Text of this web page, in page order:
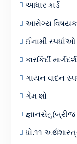
આધાર કાર્ડ
આરોગ્ય વિષયક
ઈનામી સ્પર્ધાઓ
કારકિર્દી
ગાયન વાદન
ગેમ શો
જ્ઞાનસેતુ(બ્રીજ
ધો.૧૧